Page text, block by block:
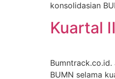
konsolidasian
Kuartal
BUMN selama